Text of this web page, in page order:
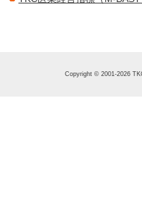
Copyright © 2001-2026